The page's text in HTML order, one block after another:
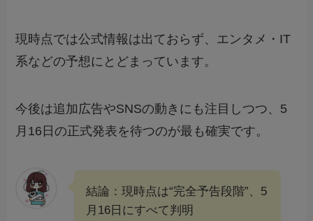
現時点では公式情報は出ておらず、エンタメ・IT
系などの予想にとどまっています。
今後は追加広告やSNSの動きにも注目しつつ、5
月16日の正式発表を待つのが最も確実です。
結論：現時点は“完全予告段階”、5
月16日にすべて判明